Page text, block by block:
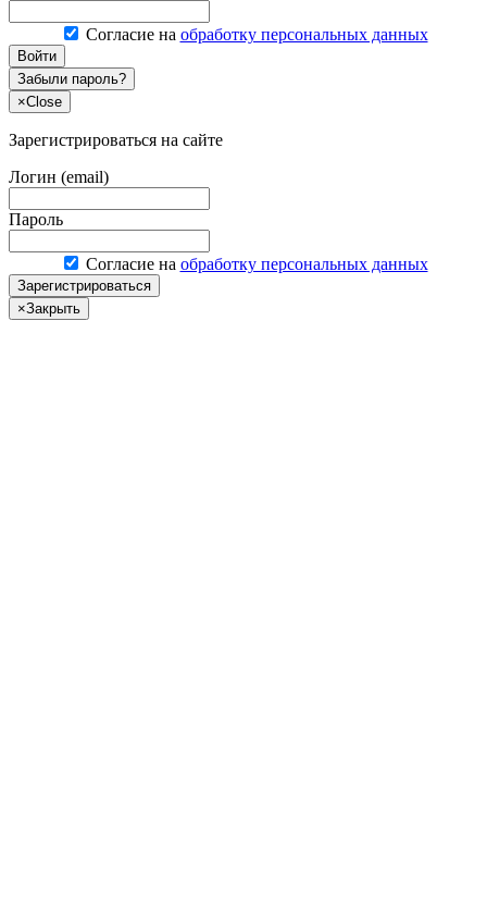
Согласие на обработку персональных данных
Войти
Забыли пароль?
×Close
Зарегистрироваться на сайте
Логин (email)
Пароль
Согласие на обработку персональных данных
Зарегистрироваться
×Закрыть